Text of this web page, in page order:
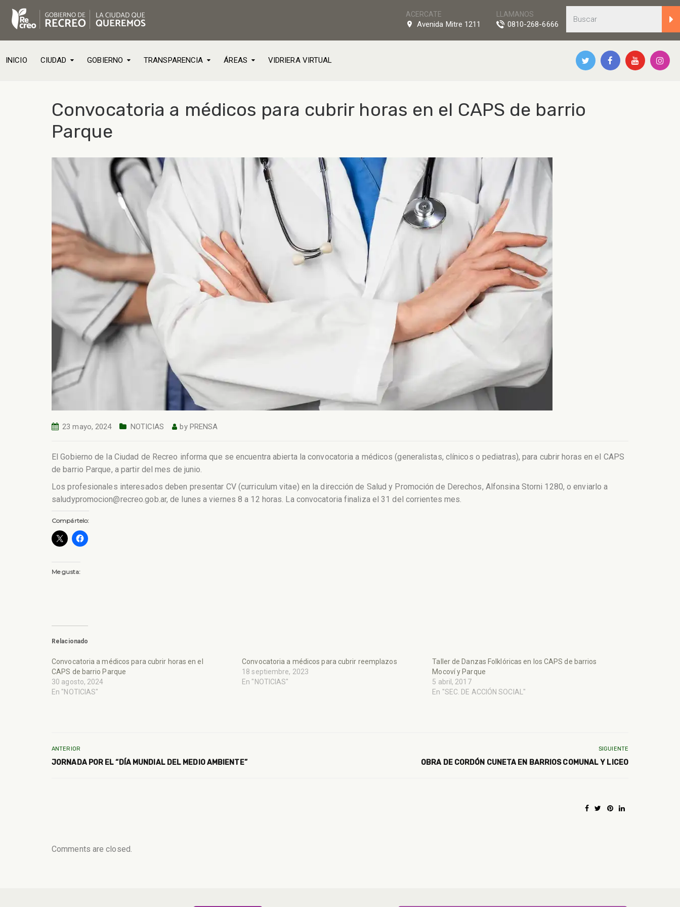
LLAMANOS
0810-268-6666
ACERCATE
Avenida Mitre 1211
INICIO CIUDAD GOBIERNO TRANSPARENCIA ÁREAS VIDRIERA VIRTUAL
Convocatoria a médicos para cubrir horas en el CAPS de barrio
Parque
23 mayo, 2024 NOTICIAS by PRENSA
El Gobierno de la Ciudad de Recreo informa que se encuentra abierta la convocatoria a médicos (generalistas, clínicos o pediatras), para cubrir horas en el CAPS
de barrio Parque, a partir del mes de junio.
Los profesionales interesados deben presentar CV (curriculum vitae) en la dirección de Salud y Promoción de Derechos, Alfonsina Storni 1280, o enviarlo a
saludypromocion@recreo.gob.ar, de lunes a viernes 8 a 12 horas. La convocatoria finaliza el 31 del corrientes mes.
Compártelo:
Me gusta:
Relacionado
Convocatoria a médicos para cubrir horas en el
CAPS de barrio Parque
30 agosto, 2024
En "NOTICIAS"
Convocatoria a médicos para cubrir reemplazos
18 septiembre, 2023
En "NOTICIAS"
Taller de Danzas Folklóricas en los CAPS de barrios
Mocoví y Parque
5 abril, 2017
En "SEC. DE ACCIÓN SOCIAL"
ANTERIOR
JORNADA POR EL “DÍA MUNDIAL DEL MEDIO AMBIENTE”
SIGUIENTE
OBRA DE CORDÓN CUNETA EN BARRIOS COMUNAL Y LICEO
Comments are closed.